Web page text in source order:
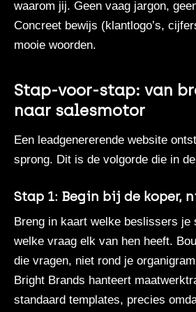
waarom jij. Geen vaag jargon,
Concreet bewijs (klantlogo’s,
mooie woorden.
Stap-voor-stap: van
naar salesmotor
Een leadgenererende website
sprong. Dit is de volgorde die in
Stap 1: Begin bij de koper,
Breng in kaart welke beslissers je
welke vraag elk van hen heeft.
die vragen, niet rond je
Bright Brands hanteert
standaard templates, precies